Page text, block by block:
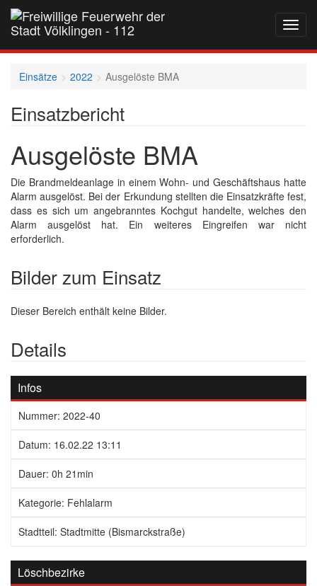
auf-
und
Einsätze 2022 Ausgelöste BMA
Einsatzbericht
Ausgelöste BMA
Die Brandmeldeanlage in einem Wohn- und Geschäftshaus hatte
Alarm ausgelöst. Bei der Erkundung stellten die Einsatzkräfte fest,
dass es sich um angebranntes Kochgut handelte, welches den
Alarm ausgelöst hat. Ein weiteres Eingreifen war nicht
erforderlich.
Bilder zum Einsatz
Dieser Bereich enthält keine Bilder.
Details
Infos
Nummer: 2022-40
Datum: 16.02.22 13:11
Dauer: 0h 21min
Kategorie: Fehlalarm
Stadtteil: Stadtmitte (Bismarckstraße)
Löschbezirke